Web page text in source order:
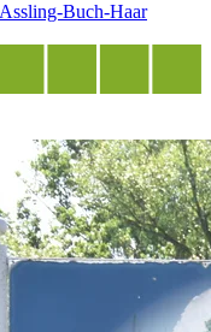
Buch-Haar